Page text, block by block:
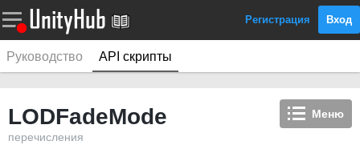
Регистрация Вход
Руководство API скрипты
Меню
LODFadeMode
перечисления